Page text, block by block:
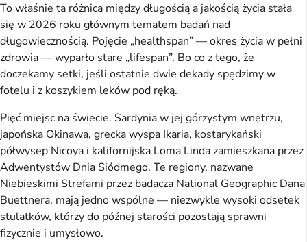
To właśnie ta różnica między długością a jakością życia stała
się w 2026 roku głównym tematem badań nad
długowiecznością. Pojęcie „healthspan” — okres życia w pełni
zdrowia — wyparło stare „lifespan”. Bo co z tego, że
doczekamy setki, jeśli ostatnie dwie dekady spędzimy w
fotelu i z koszykiem leków pod ręką.
Pięć miejsc na świecie. Sardynia w jej górzystym wnętrzu,
japońska Okinawa, grecka wyspa Ikaria, kostarykański
półwysep Nicoya i kalifornijska Loma Linda zamieszkana przez
Adwentystów Dnia Siódmego. Te regiony, nazwane
Niebieskimi Strefami przez badacza National Geographic Dana
Buettnera, mają jedno wspólne — niezwykle wysoki odsetek
stulatków, którzy do późnej starości pozostają sprawni
fizycznie i umysłowo.